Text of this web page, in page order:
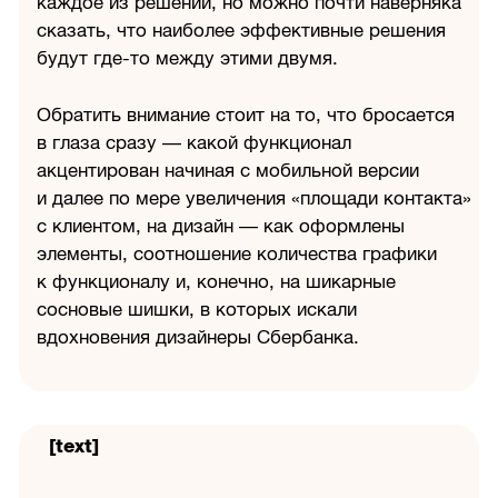
сказать, что наиболее эффективные решения
будут где-то между этими двумя.
Обратить внимание стоит на то, что бросается
в глаза сразу — какой функционал
акцентирован начиная с мобильной версии
и далее по мере увеличения «площади контакта»
с клиентом, на дизайн — как оформлены
элементы, соотношение количества графики
к функционалу и, конечно, на шикарные
сосновые шишки, в которых искали
вдохновения дизайнеры Сбербанка.
[text]